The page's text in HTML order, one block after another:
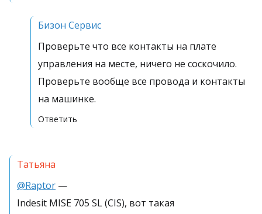
Бизон Сервис
Проверьте что все контакты на плате
управления на месте, ничего не соскочило.
Проверьте вообще все провода и контакты
на машинке.
Ответить
Татьяна
@Raptor —
Indesit MISE 705 SL (CIS), вот такая